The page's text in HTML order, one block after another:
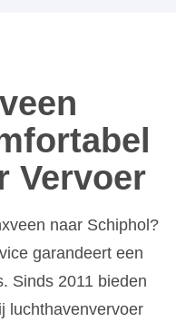
Vervoer
naar Schiphol?
garandeert een
Sinds 2011 bieden
luchthavenvervoer